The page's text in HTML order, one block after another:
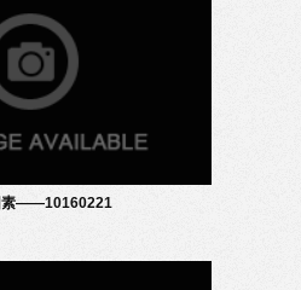
——10160221